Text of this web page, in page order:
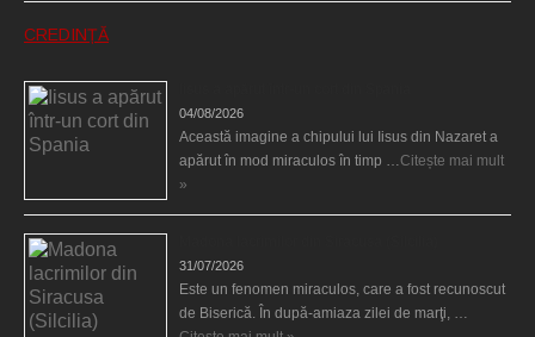
CREDINȚĂ
04/08/2026
Această imagine a chipului lui Iisus din Nazaret a
apărut în mod miraculos în timp … Citește mai mult
»
31/07/2026
Este un fenomen miraculos, care a fost recunoscut
de Biserică. În după-amiaza zilei de marţi, …